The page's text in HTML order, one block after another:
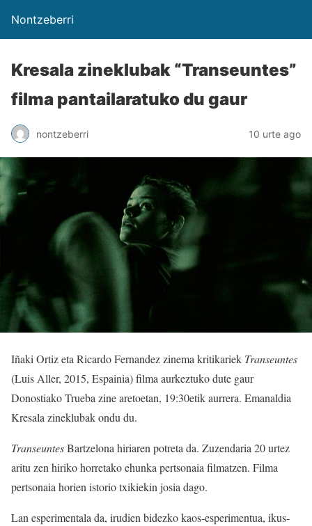
Nontzeberri
Kresala zineklubak “Transeuntes”
filma pantailaratuko du gaur
nontzeberri 10 urte ago
Iñaki Ortiz eta Ricardo Fernandez zinema kritikariek Transeuntes
(Luis Aller, 2015, Espainia) filma aurkeztuko dute gaur
Donostiako Trueba zine aretoetan, 19:30etik aurrera. Emanaldia
Kresala zineklubak ondu du.
TranseuntesBartzelona hiriaren potreta da. Zuzendaria 20 urtez
aritu zen hiriko horretako ehunka pertsonaia filmatzen. Filma
pertsonaia horien istorio txikiekin josia dago.
Lan esperimentala da, irudien bidezko kaos-esperimentua, ikus-